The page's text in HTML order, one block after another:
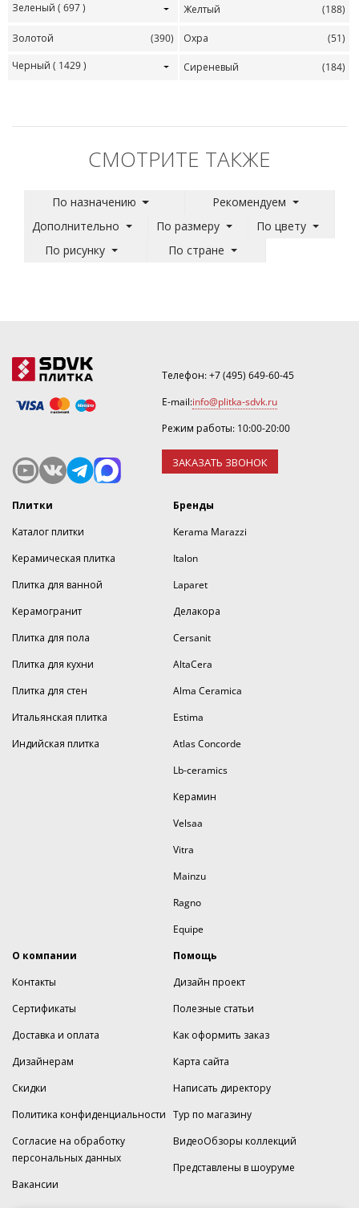
Зеленый ( 697 ) Желтый (188)
Золотой (390) Охра
(51)
Черный ( 1429 ) Сиреневый (184)
СМОТРИТЕ ТАКЖЕ
По назначению
Рекомендуем
Дополнительно
По размеру
По цвету
По рисунку
По стране
Телефон:+7 (495) 649-60-45
E-mail:info@plitka-sdvk.ru
Режим работы: 10:00-20:00
ЗАКАЗАТЬ ЗВОНОК
Плитки
Каталог плитки
Керамическая плитка
Плитка для ванной
Керамогранит
Плитка для пола
Плитка для кухни
Плитка для стен
Итальянская плитка
Индийская плитка
Бренды
Kerama Marazzi
Italon
Laparet
Делакора
Cersanit
AltaCera
Alma Ceramica
Estima
Atlas Concorde
Lb-ceramics
Керамин
Velsaa
Vitra
Mainzu
Ragno
Equipe
О компании
Контакты
Сертификаты
Доставка и оплата
Дизайнерам
Скидки
Политика конфиденциальности
Согласие на обработку
персональных данных
Вакансии
Помощь
Дизайн проект
Полезные статьи
Как оформить заказ
Карта сайта
Написать директору
Тур по магазину
ВидеоОбзоры коллекций
Представлены в шоуруме